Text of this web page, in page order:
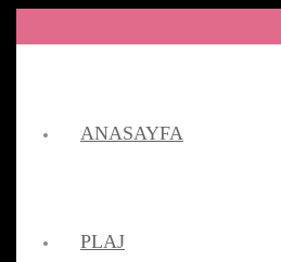
ANASAYFA
PLAJ